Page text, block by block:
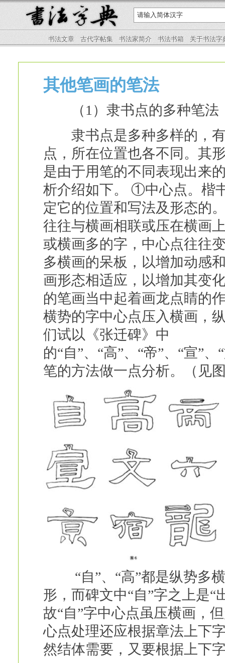
书法文章 古代字帖集 书法家简介 书法书箱 关于书法字
其他笔画的笔法
（1）隶书点的多种笔法
隶书点是多种多样的，有
点，所在位置也各不同。其
是由于用笔的不同表现出来
析介绍如下。 ①中心点。楷
定它的位置和写法及形态的
往往与横画相联或压在横画
或横画多的字，中心点往往
多横画的呆板，以增加动感
画形态相适应，以增加其变
的笔画当中起着画龙点睛的
横势的字中心点压入横画，
们试以《张迁碑》中
的“自”、“高”、“帝”、“宣”
笔的方法做一点分析。（见
“自”、“高”都是纵势多横
形，而碑文中“自”字之上是“
故“自”字中心点虽压横画，
心点处理还应根据章法上下
然结体需要，又要根据上下